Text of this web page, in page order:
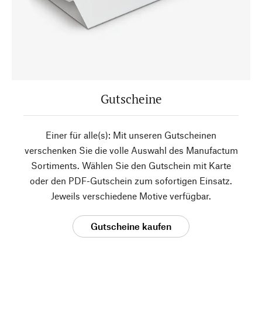
Gutscheine
Einer für alle(s): Mit unseren Gutscheinen
verschenken Sie die volle Auswahl des Manufactum
Sortiments. Wählen Sie den Gutschein mit Karte
oder den PDF-Gutschein zum sofortigen Einsatz.
Jeweils verschiedene Motive verfügbar.
Gutscheine kaufen